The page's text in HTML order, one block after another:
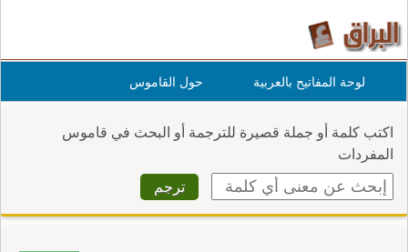
لوحة المفاتيح بالعربية حول القاموس
اكتب كلمة أو جملة قصيرة للترجمة أو البحث في قاموس
المفردات